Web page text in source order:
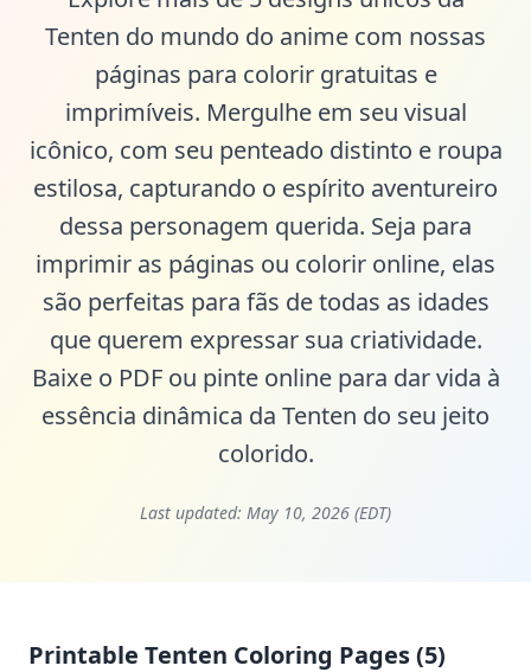
Tenten do mundo do anime com nossas
páginas para colorir gratuitas e
imprimíveis. Mergulhe em seu visual
icônico, com seu penteado distinto e roupa
estilosa, capturando o espírito aventureiro
dessa personagem querida. Seja para
imprimir as páginas ou colorir online, elas
são perfeitas para fãs de todas as idades
que querem expressar sua criatividade.
Baixe o PDF ou pinte online para dar vida à
essência dinâmica da Tenten do seu jeito
colorido.
Last updated: May 10, 2026 (EDT)
Printable Tenten Coloring Pages (5)